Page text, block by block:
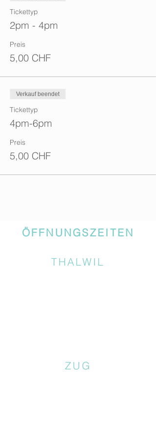
Tickettyp
2pm - 4pm
Preis
5,00 CHF
Verkauf beendet
Tickettyp
4pm-6pm
Preis
5,00 CHF
ÖFFNUNGSZEITEN
THALWIL
ZUG